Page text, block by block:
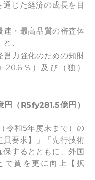
じた経済の成長を目
速・最高品質の審査体
、
営力強化のための知財
％）及び（独）
（R5fy281.5億円）
令和5年度末まで）の
員要求】」「先行技術
するとともに、外国
で質を更に向上【拡